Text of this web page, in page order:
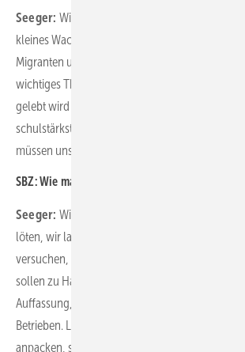
Seeger: Wir wissen aus der
kleines Wachstum bei den Azubizahlen im
Migranten und ausländische Mitbürger herrührt.
wichtiges Thema, was aber in der Metropole
gelebt wird und kein Problem ist. Wir bekommen
schulstärksten jungen Menschen, aber wir
müssen uns weiterhin gut um die jungen
SBZ: Wie machen Sie das denn jetzt ganz
Seeger: Wir bringen die jungen Leute in die
löten, wir lassen einen Wasserrohrbruch
versuchen, zu begeistern. Das ist ganz wichtig.
sollen zu Hause erzählen, wie cool das bei SHK
Auffassung, dass genug geredet wurde. Das
Betrieben. Lasst die jungen Menschen
anpacken, sich ausprobieren. Schickt sie nicht